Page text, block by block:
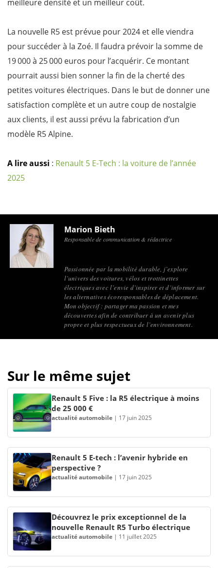
meilleure densité et un meilleur coût.
La nouvelle R5 est prévue pour 2024 et elle viendra
pour succéder à la Zoé. Il faudra prévoir la somme de
19 000 à 25 000 euros pour l’acquérir. Ce montant
pourrait aussi bien sonner la fin de la cherté des
petites voitures électriques. Dans le but de donner une
satisfaction complète et un autre coup de nostalgie
aux clients, il est aussi prévu la fabrication d’un
modèle R5 Alpine.
A lire aussi : Renault 5 E-Tech : la voiture de l’année
2025
Marion Bieth
Responsable de communication & rédactrice
Passionnée par la mobilité durable, j’explore
l’univers des voitures, vélos et trottinettes
électriques avec l’envie d’inspirer et d’informer sur
les alternatives écoresponsables de déplacement.
Mon objectif : partager ma passion et mes
découvertes afin de contribuer à un avenir plus
propre et plus respectueux de l’environnement.
Sur le même sujet
Renault 5 Five : la R5 électrique à moins
de 25 000 €
actualité automobile | 17 juin 2025
Renault 5 E-tech : l’avenir hybride en
perspective ?
actualité automobile | 17 juin 2025
Découvrez le prix exceptionnel de la
nouvelle Renault R5 Turbo électrique
actualité automobile | 11 juillet 2025